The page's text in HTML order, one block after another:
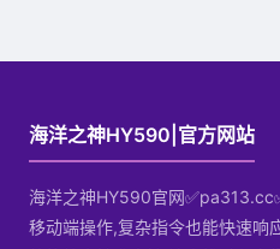
海洋之神HY590|官方网站
海洋之神HY590官网
移动端操作,复杂指令也能快速响